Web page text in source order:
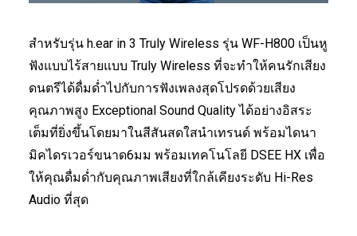
สำหรับรุ่น h.ear in 3 Truly Wireless รุ่น WF-H800 เป็นหู
ฟังแบบไร้สายแบบ Truly Wireless ที่จะทำให้คนรักเสียง
ดนตรีได้ดื่มด่ำไปกับการฟังเพลงสุดโปรดด้วยเสียง
คุณภาพสูง Exceptional Sound Quality ได้อย่างอิสระ
เต็มที่ยิ่งขึ้นโดยมาในสีสันสดใสนำเทรนด์ พร้อมไดนา
มิคไดรเวอร์ขนาด6มม พร้อมเทคโนโลยี DSEE HX เพื่อ
ให้คุณดื่มด่ำกับคุณภาพเสียงที่ใกล้เคียงระดับ Hi-Res
Audio ที่สุด